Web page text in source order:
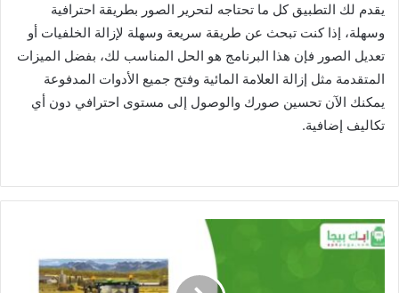
يقدم لك التطبيق كل ما تحتاجه لتحرير الصور بطريقة احترافية
وسهلة، إذا كنت تبحث عن طريقة سريعة وسهلة لإزالة الخلفيات أو
تعديل الصور فإن هذا البرنامج هو الحل المناسب لك، بفضل الميزات
المتقدمة مثل إزالة العلامة المائية وفتح جميع الأدوات المدفوعة
يمكنك الآن تحسين صورك والوصول إلى مستوى احترافي دون أي
تكاليف إضافية.